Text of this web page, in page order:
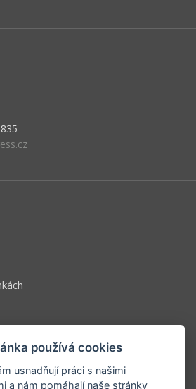
používá cookies
usnadňují práci s našimi
a nám pomáhají naše stránky